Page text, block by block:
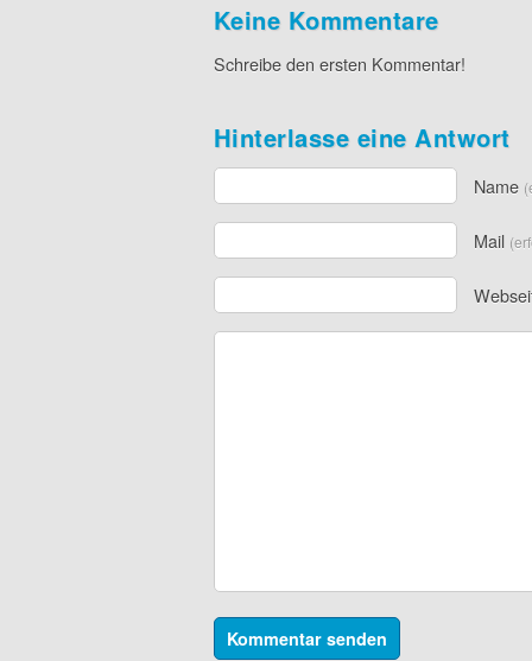
Keine Kommentare
Schreibe den ersten Kommentar!
Hinterlasse eine Antwort
Name
Mail